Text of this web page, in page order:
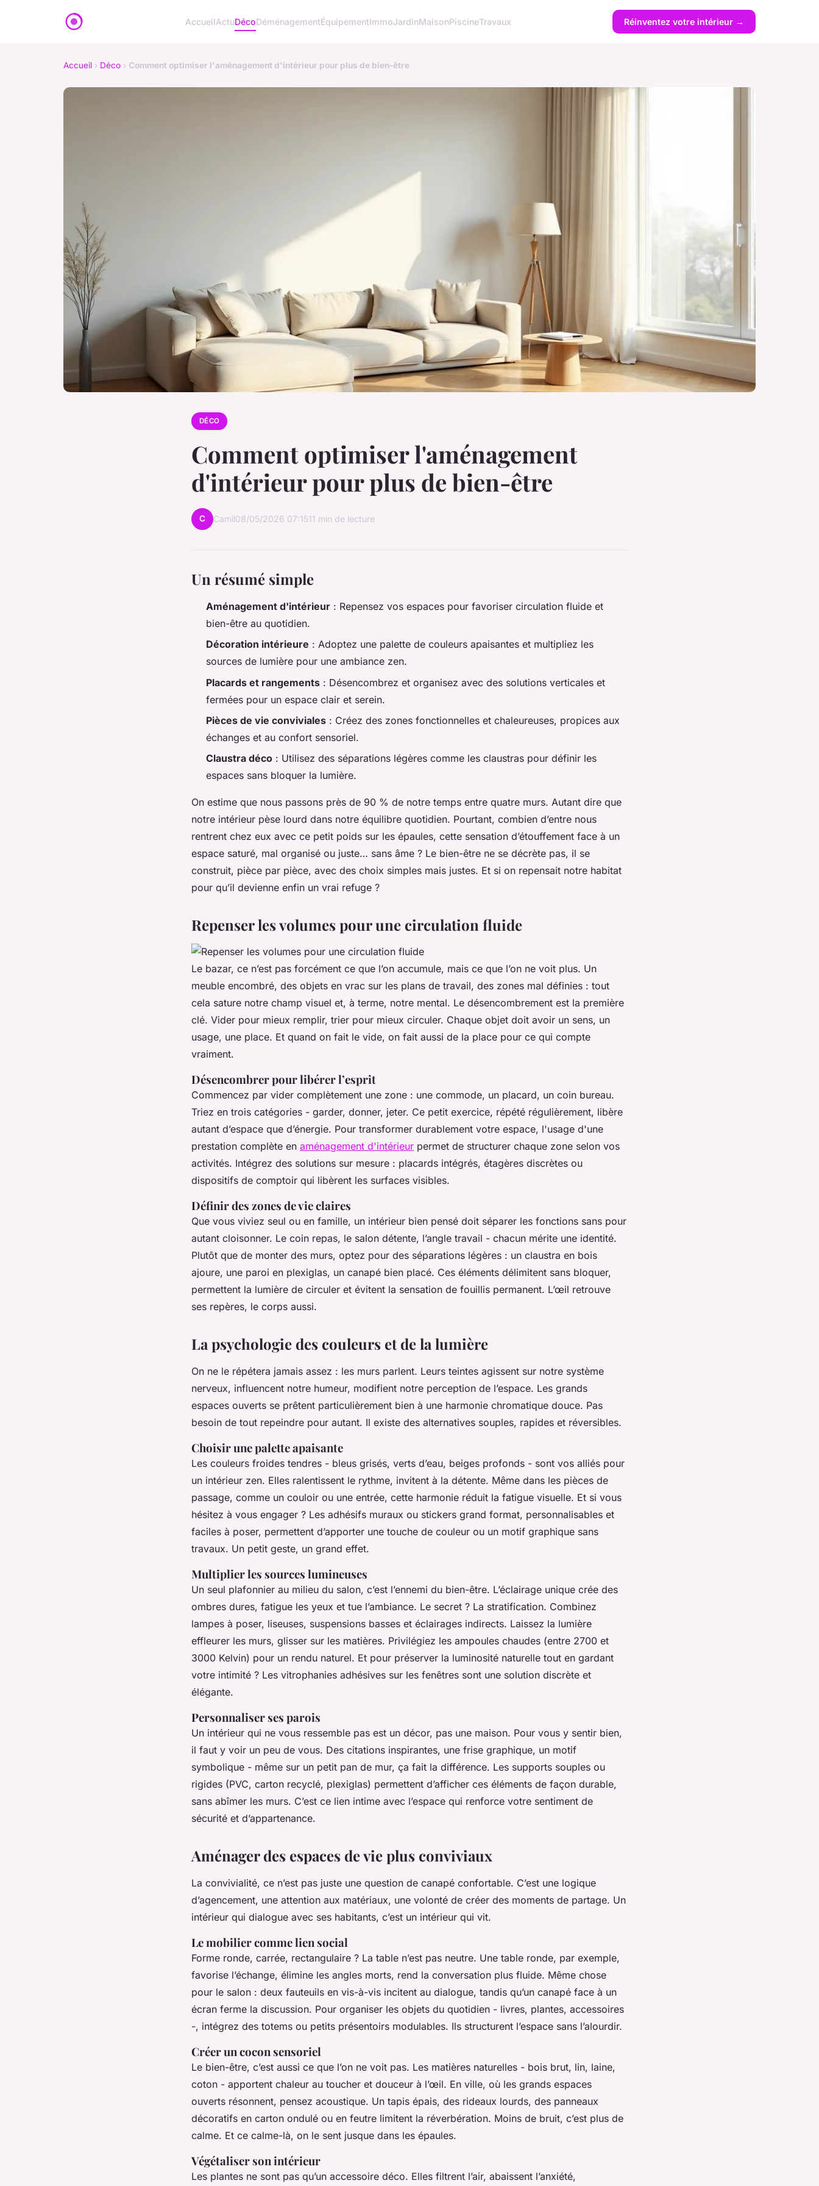
AccueilActuDécoDéménagementÉquipementImmoJardinMaisonPiscineTravaux Réinventez votre intérieur →
Accueil › Déco › Comment optimiser l'aménagement d'intérieur pour plus de bien-être
DÉCO
Comment optimiser l'aménagement
d'intérieur pour plus de bien-être
C Camil08/05/2026 07:1511 min de lecture
Un résumé simple
Aménagement d'intérieur : Repensez vos espaces pour favoriser circulation fluide et
bien-être au quotidien.
Décoration intérieure : Adoptez une palette de couleurs apaisantes et multipliez les
sources de lumière pour une ambiance zen.
Placards et rangements : Désencombrez et organisez avec des solutions verticales et
fermées pour un espace clair et serein.
Pièces de vie conviviales : Créez des zones fonctionnelles et chaleureuses, propices aux
échanges et au confort sensoriel.
Claustra déco : Utilisez des séparations légères comme les claustras pour définir les
espaces sans bloquer la lumière.
On estime que nous passons près de 90 % de notre temps entre quatre murs. Autant dire que
notre intérieur pèse lourd dans notre équilibre quotidien. Pourtant, combien d’entre nous
rentrent chez eux avec ce petit poids sur les épaules, cette sensation d’étouffement face à un
espace saturé, mal organisé ou juste… sans âme ? Le bien-être ne se décrète pas, il se
construit, pièce par pièce, avec des choix simples mais justes. Et si on repensait notre habitat
pour qu’il devienne enfin un vrai refuge ?
Repenser les volumes pour une circulation fluide
Le bazar, ce n’est pas forcément ce que l’on accumule, mais ce que l’on ne voit plus. Un
meuble encombré, des objets en vrac sur les plans de travail, des zones mal définies : tout
cela sature notre champ visuel et, à terme, notre mental. Le désencombrement est la première
clé. Vider pour mieux remplir, trier pour mieux circuler. Chaque objet doit avoir un sens, un
usage, une place. Et quand on fait le vide, on fait aussi de la place pour ce qui compte
vraiment.
Désencombrer pour libérer l’esprit
Commencez par vider complètement une zone : une commode, un placard, un coin bureau.
Triez en trois catégories - garder, donner, jeter. Ce petit exercice, répété régulièrement, libère
autant d’espace que d’énergie. Pour transformer durablement votre espace, l'usage d'une
prestation complète en aménagement d'intérieur permet de structurer chaque zone selon vos
activités. Intégrez des solutions sur mesure : placards intégrés, étagères discrètes ou
dispositifs de comptoir qui libèrent les surfaces visibles.
Définir des zones de vie claires
Que vous viviez seul ou en famille, un intérieur bien pensé doit séparer les fonctions sans pour
autant cloisonner. Le coin repas, le salon détente, l’angle travail - chacun mérite une identité.
Plutôt que de monter des murs, optez pour des séparations légères : un claustra en bois
ajoure, une paroi en plexiglas, un canapé bien placé. Ces éléments délimitent sans bloquer,
permettent la lumière de circuler et évitent la sensation de fouillis permanent. L’œil retrouve
ses repères, le corps aussi.
La psychologie des couleurs et de la lumière
On ne le répétera jamais assez : les murs parlent. Leurs teintes agissent sur notre système
nerveux, influencent notre humeur, modifient notre perception de l’espace. Les grands
espaces ouverts se prêtent particulièrement bien à une harmonie chromatique douce. Pas
besoin de tout repeindre pour autant. Il existe des alternatives souples, rapides et réversibles.
Choisir une palette apaisante
Les couleurs froides tendres - bleus grisés, verts d’eau, beiges profonds - sont vos alliés pour
un intérieur zen. Elles ralentissent le rythme, invitent à la détente. Même dans les pièces de
passage, comme un couloir ou une entrée, cette harmonie réduit la fatigue visuelle. Et si vous
hésitez à vous engager ? Les adhésifs muraux ou stickers grand format, personnalisables et
faciles à poser, permettent d’apporter une touche de couleur ou un motif graphique sans
travaux. Un petit geste, un grand effet.
Multiplier les sources lumineuses
Un seul plafonnier au milieu du salon, c’est l’ennemi du bien-être. L’éclairage unique crée des
ombres dures, fatigue les yeux et tue l’ambiance. Le secret ? La stratification. Combinez
lampes à poser, liseuses, suspensions basses et éclairages indirects. Laissez la lumière
effleurer les murs, glisser sur les matières. Privilégiez les ampoules chaudes (entre 2700 et
3000 Kelvin) pour un rendu naturel. Et pour préserver la luminosité naturelle tout en gardant
votre intimité ? Les vitrophanies adhésives sur les fenêtres sont une solution discrète et
élégante.
Personnaliser ses parois
Un intérieur qui ne vous ressemble pas est un décor, pas une maison. Pour vous y sentir bien,
il faut y voir un peu de vous. Des citations inspirantes, une frise graphique, un motif
symbolique - même sur un petit pan de mur, ça fait la différence. Les supports souples ou
rigides (PVC, carton recyclé, plexiglas) permettent d’afficher ces éléments de façon durable,
sans abîmer les murs. C’est ce lien intime avec l’espace qui renforce votre sentiment de
sécurité et d’appartenance.
Aménager des espaces de vie plus conviviaux
La convivialité, ce n’est pas juste une question de canapé confortable. C’est une logique
d’agencement, une attention aux matériaux, une volonté de créer des moments de partage. Un
intérieur qui dialogue avec ses habitants, c’est un intérieur qui vit.
Le mobilier comme lien social
Forme ronde, carrée, rectangulaire ? La table n’est pas neutre. Une table ronde, par exemple,
favorise l’échange, élimine les angles morts, rend la conversation plus fluide. Même chose
pour le salon : deux fauteuils en vis-à-vis incitent au dialogue, tandis qu’un canapé face à un
écran ferme la discussion. Pour organiser les objets du quotidien - livres, plantes, accessoires
-, intégrez des totems ou petits présentoirs modulables. Ils structurent l’espace sans l’alourdir.
Créer un cocon sensoriel
Le bien-être, c’est aussi ce que l’on ne voit pas. Les matières naturelles - bois brut, lin, laine,
coton - apportent chaleur au toucher et douceur à l’œil. En ville, où les grands espaces
ouverts résonnent, pensez acoustique. Un tapis épais, des rideaux lourds, des panneaux
décoratifs en carton ondulé ou en feutre limitent la réverbération. Moins de bruit, c’est plus de
calme. Et ce calme-là, on le sent jusque dans les épaules.
Végétaliser son intérieur
Les plantes ne sont pas qu’un accessoire déco. Elles filtrent l’air, abaissent l’anxiété,